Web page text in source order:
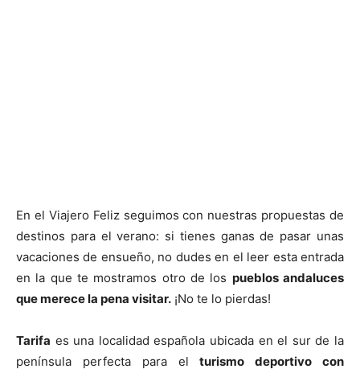
En el Viajero Feliz seguimos con nuestras propuestas de
destinos para el verano: si tienes ganas de pasar unas
vacaciones de ensueño, no dudes en el leer esta entrada
en la que te mostramos otro de los pueblos andaluces
que merece la pena visitar. ¡No te lo pierdas!
Tarifa es una localidad española ubicada en el sur de la
península perfecta para el turismo deportivo con